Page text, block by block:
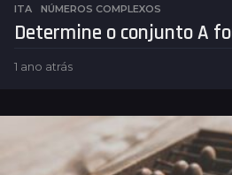
ITA ,NÚMEROS COMPLEXOS
Determine o conjunto A
1 ano atrás
o
t